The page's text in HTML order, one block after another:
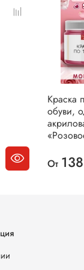
окрашенным
ручная
машинке до 30
стирке
Краска
обуви,
От